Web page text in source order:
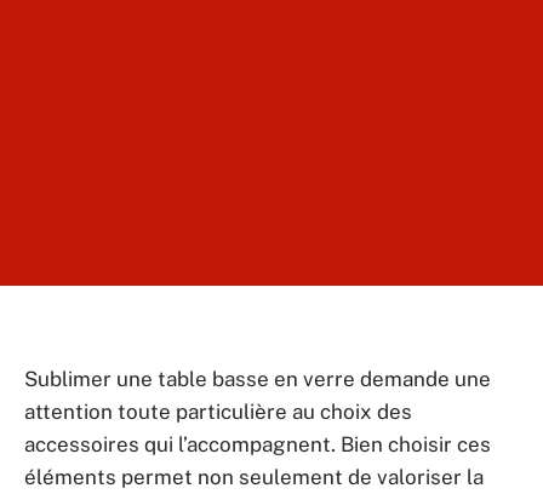
Sublimer une table basse en verre demande une
attention toute particulière au choix des
accessoires qui l’accompagnent. Bien choisir ces
éléments permet non seulement de valoriser la